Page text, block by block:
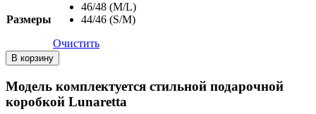
Размеры
46/48 (M/L)
44/46 (S/M)
Очистить
Количество
товара
Ночная
сорочка
кружевная
В корзину
Модель комплектуется стильной подарочной
коробкой Lunaretta